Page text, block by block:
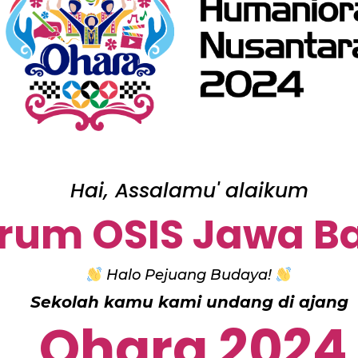
Hai, Assalamu' alaikum
OSIS Jawa
Halo Pejuang Budaya!
Sekolah kamu kami undang di ajang